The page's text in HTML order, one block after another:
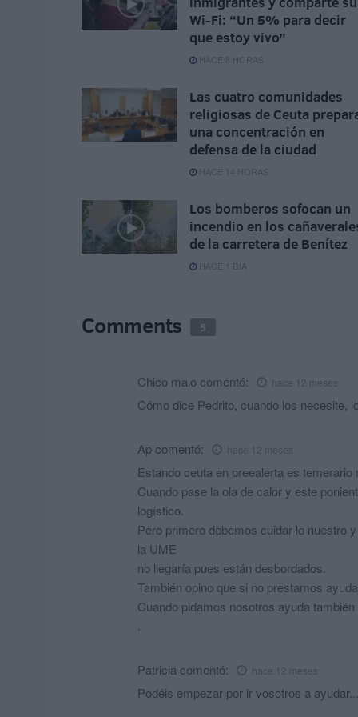
Wi-Fi: “Un 5% para decir
que estoy vivo”
HACE 8 HORAS
Las cuatro comunidades
religiosas de Ceuta
una concentración en
defensa de la ciudad
HACE 14 HORAS
Los bomberos sofocan un
incendio en los
de la carretera de Benítez
HACE 1 DÍA
Comments 5
Chico malo comentó: hace 12 meses
Cómo dice Pedrito, cuando los necesite,
Ap comentó: hace 12 meses
Estando ceuta en preealerta es
Cuando pase la ola de calor y este
logístico.
Pero primero debemos cuidar lo nuestro
la UME
no llegaría pues están desbordados.
También opino que si no prestamos
Cuando pidamos nosotros ayuda
Patricia comentó: hace 12 meses
Podéis empezar por ir vosotros a